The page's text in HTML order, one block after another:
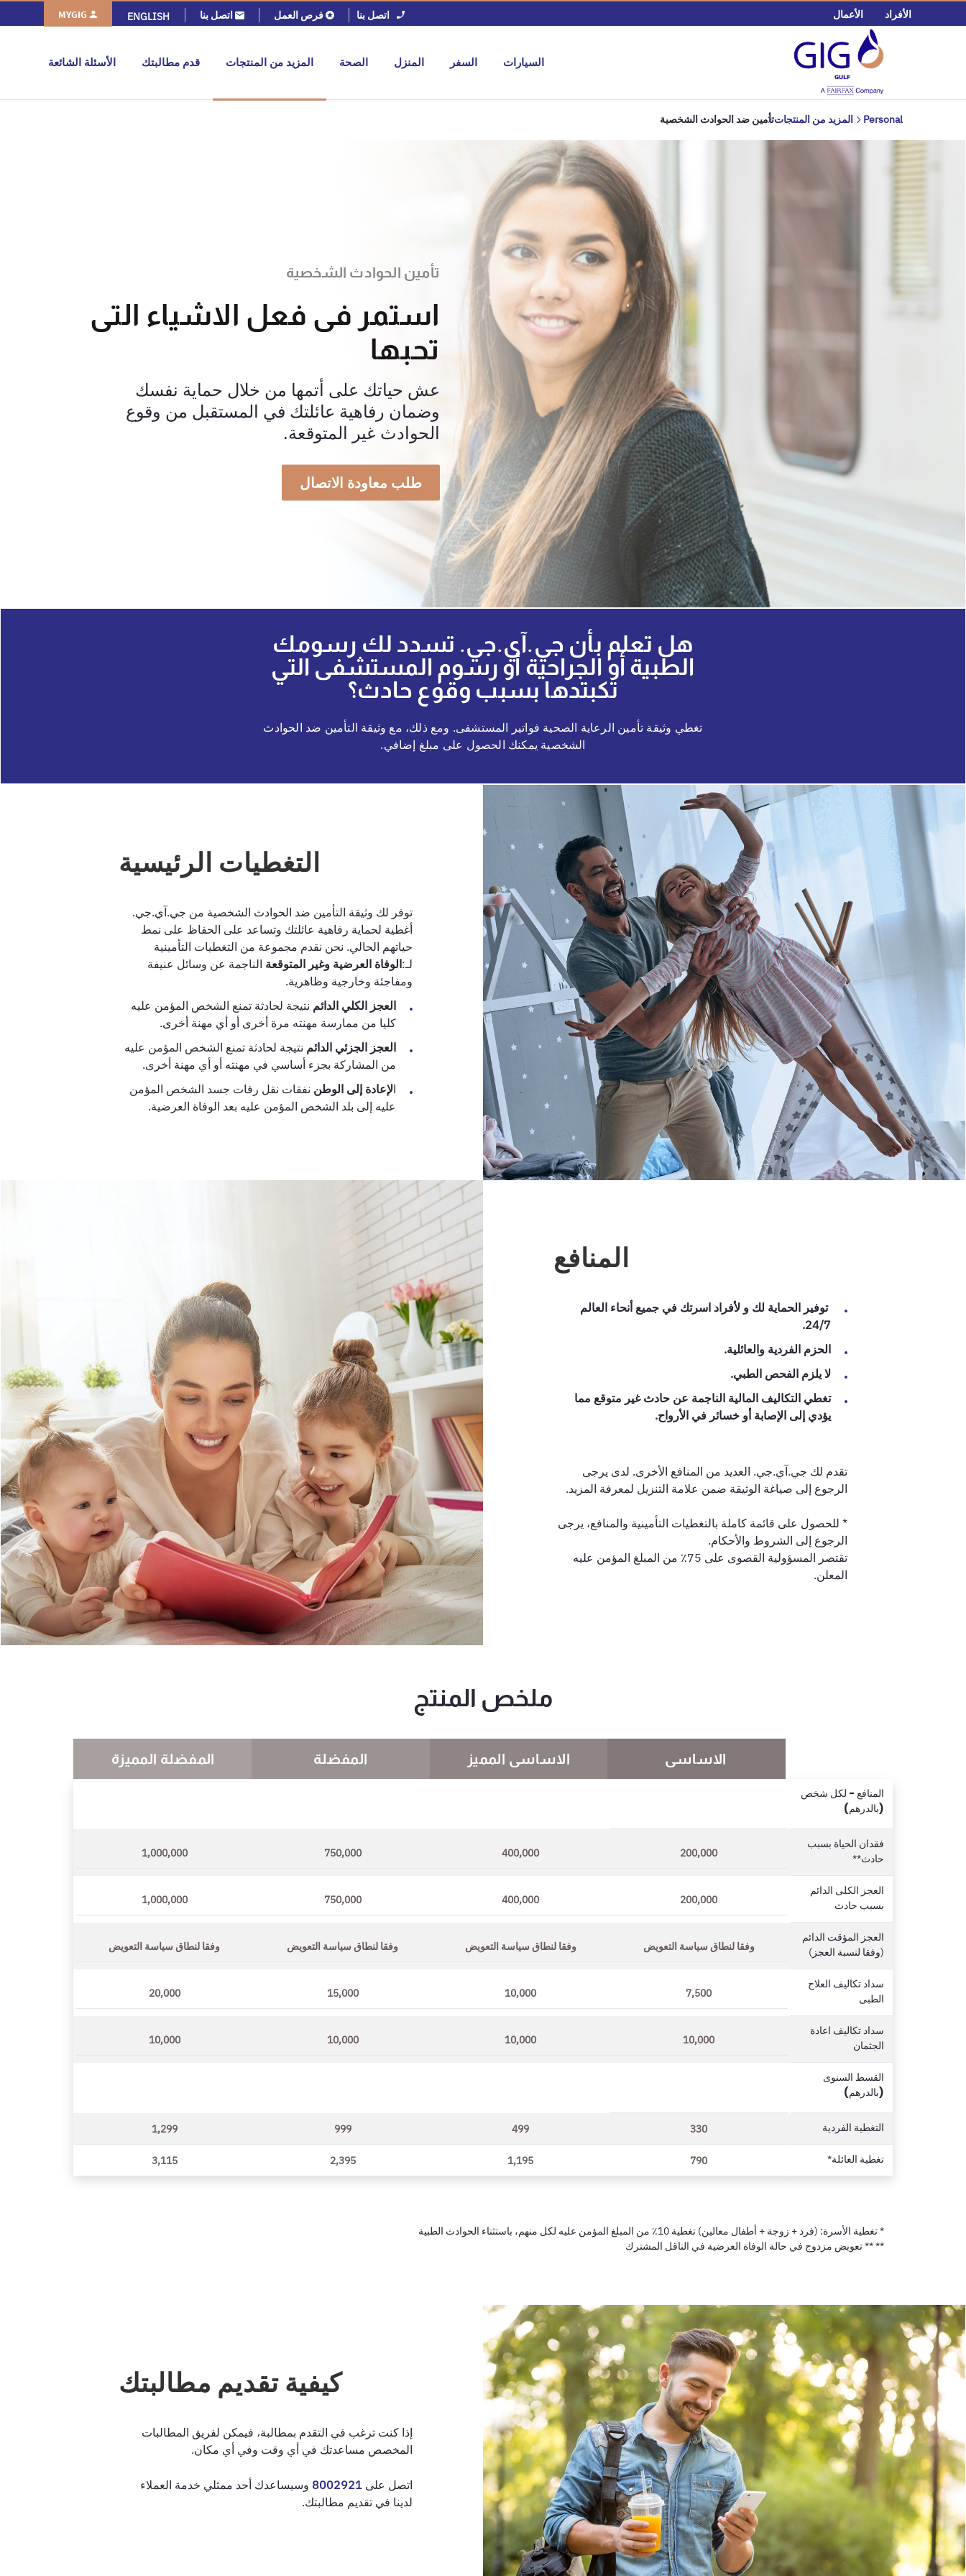
الأفراد الأعمال اتصل بنا فرص العمل اتصل بنا ENGLISH
MYGIG
السيارات السفر المنزل الصحة المزيد من المنتجات قدم مطالبتك الأسئلة الشائعة
Personal المزيد من المنتجاتتأمين ضد الحوادث الشخصية
تأمين الحوادث الشخصية
استمر فى فعل الاشياء التى
تحبها
عش حياتك على أتمها من خلال حماية نفسك
وضمان رفاهية عائلتك في المستقبل من وقوع
الحوادث غير المتوقعة.
طلب معاودة الاتصال
هل تعلم بأن جي.آي.جي. تسدد لك رسومك
الطبية أو الجراحية أو رسوم المستشفى التي
تكبتدها بسبب وقوع حادث؟
تغطي وثيقة تأمين الرعاية الصحية فواتير المستشفى. ومع ذلك، مع وثيقة التأمين ضد الحوادث
الشخصية يمكنك الحصول على مبلغ إضافي.
التغطيات الرئيسية
توفر لك وثيقة التأمين ضد الحوادث الشخصية من جي.آي.جي.
أغطية لحماية رفاهية عائلتك وتساعد على الحفاظ على نمط
حياتهم الحالي. نحن نقدم مجموعة من التغطيات التأمينية
لـ:الوفاة العرضية وغير المتوقعة الناجمة عن وسائل عنيفة
ومفاجئة وخارجية وظاهرية.
العجز الكلي الدائم نتيجة لحادثة تمنع الشخص المؤمن عليه
كليا من ممارسة مهنته مرة أخرى أو أي مهنة أخرى.
العجز الجزئي الدائم نتيجة لحادثة تمنع الشخص المؤمن عليه
من المشاركة بجزء أساسي في مهنته أو أي مهنة أخرى.
الإعادة إلى الوطن نفقات نقل رفات جسد الشخص المؤمن
عليه إلى بلد الشخص المؤمن عليه بعد الوفاة العرضية.
المنافع
توفير الحماية لك و لأفراد اسرتك في جميع أنحاء العالم
24/7.
الحزم الفردية والعائلية.
لا يلزم الفحص الطبي.
تغطي التكاليف المالية الناجمة عن حادث غير متوقع مما
يؤدي إلى الإصابة أو خسائر في الأرواح.
تقدم لك جي.آي.جي. العديد من المنافع الأخرى. لدى يرجى
الرجوع إلى صياغة الوثيقة ضمن علامة التنزيل لمعرفة المزيد.
* للحصول على قائمة كاملة بالتغطيات التأمينية والمنافع، يرجى
الرجوع إلى الشروط والأحكام.
تقتصر المسؤولية القصوى على 75٪ من المبلغ المؤمن عليه
المعلن.
ملخص المنتج
الاساسى الاساسى المميز المفضلة المفضلة المميزة
المنافع - لكل شخص
(بالدرهم)
فقدان الحياة بسبب
حادث**
200,000
400,000
750,000
1,000,000
العجز الكلى الدائم
بسبب حادث
200,000
400,000
750,000
1,000,000
العجز المؤقت الدائم
(وفقا لنسبة العجز)
وفقا لنطاق سياسة التعويض وفقا لنطاق سياسة التعويض وفقا لنطاق سياسة التعويض وفقا لنطاق سياسة التعويض
سداد تكاليف العلاج
الطبى
7,500
10,000
15,000
20,000
سداد تكاليف اعادة
الجثمان
10,000
10,000
10,000
10,000
القسط السنوى
(بالدرهم)
التغطية الفردية 330
499
999
1,299
تغطية العائلة* 790
1,195
2,395
3,115
* تغطية الأسرة: (فرد + زوجة + أطفال معالين) تغطية 10٪ من المبلغ المؤمن عليه لكل منهم، باستثناء الحوادث الطبية
** ** تعويض مزدوج في حالة الوفاة العرضية في الناقل المشترك
كيفية تقديم مطالبتك
إذا كنت ترغب في التقدم بمطالبة، فيمكن لفريق المطالبات
المخصص مساعدتك في أي وقت وفي أي مكان.
اتصل على 8002921 وسيساعدك أحد ممثلي خدمة العملاء
لدينا في تقديم مطالبتك.